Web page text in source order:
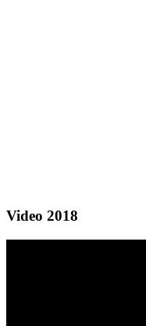
Video 2018